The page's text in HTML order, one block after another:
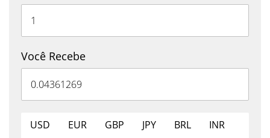
Você Recebe
USD EUR GBP JPY BRL
INR